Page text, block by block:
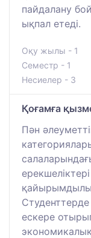
пайдалану
ықпал етеді.
Оқу жылы - 1
Семестр - 1
Несиелер - 3
Қоғамға
Пән
ескере